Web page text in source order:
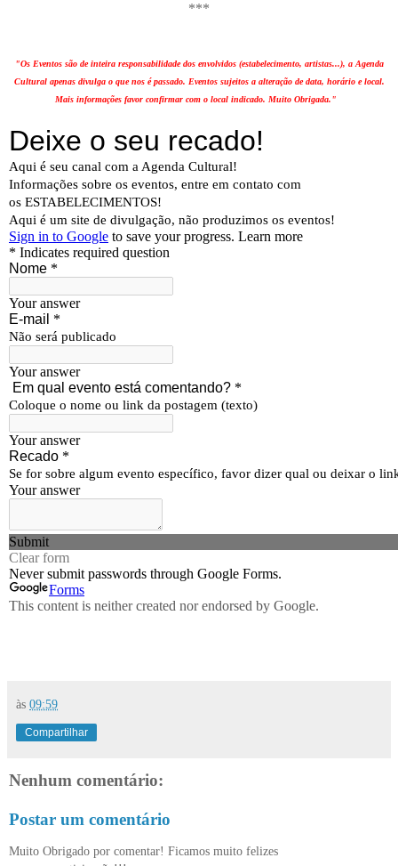
***
"Os Eventos são de inteira responsabilidade dos envolvidos (estabelecimento, artistas...), a Agenda
Cultural apenas divulga o que nos é passado. Eventos sujeitos a alteração de data, horário e local.
Mais informações favor confirmar com o local indicado. Muito Obrigada."
às 09:59
Compartilhar
Nenhum comentário:
Postar um comentário
Muito Obrigado por comentar! Ficamos muito felizes